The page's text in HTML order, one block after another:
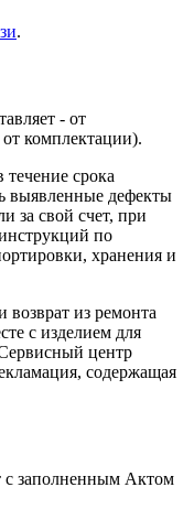
.
- от
комплектации).
течение срока
выявленные дефекты
за свой счет, при
по
хранения и
возврат из ремонта
с изделием для
центр
содержащая
с заполненным Актом